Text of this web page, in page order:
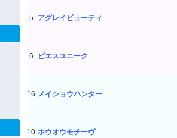
5 アグレイビューティ
6 ピエスユニーク
16 メイショウハンター
10 ホウオウモチーヴ